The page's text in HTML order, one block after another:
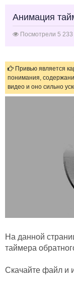
Анимация
Посмотрели 5
Привью является
понимания,
видео и оно сильно
На данной
таймера
Скачайте файл и